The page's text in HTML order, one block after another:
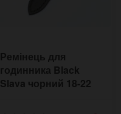
Ремінець для
годинника Black
Slava чорний 18-22